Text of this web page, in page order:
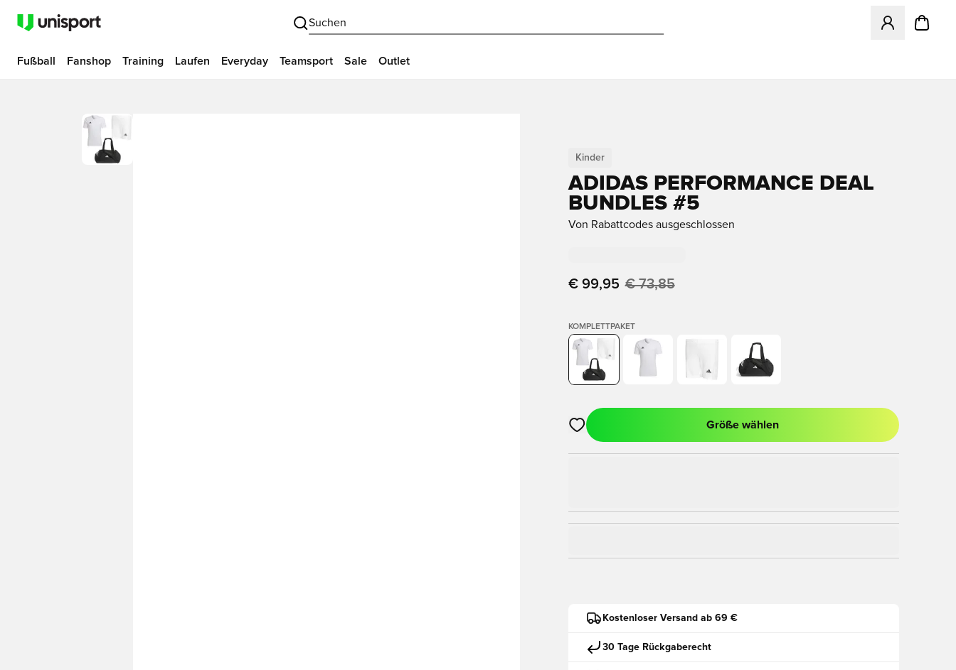
Suchen
Öffnet ein
Fußball Fanshop Training Laufen Everyday Teamsport Sale Outlet
Kinder
ADIDAS PERFORMANCE DEAL
BUNDLES #5
Von Rabattcodes ausgeschlossen
€ 99,95 € 73,85
KOMPLETTPAKET
Öffnet ein Fenster zum Anmelden oder Registrieren als Mitglied
Größe wählen
Kostenloser Versand ab 69 €
30 Tage Rückgaberecht